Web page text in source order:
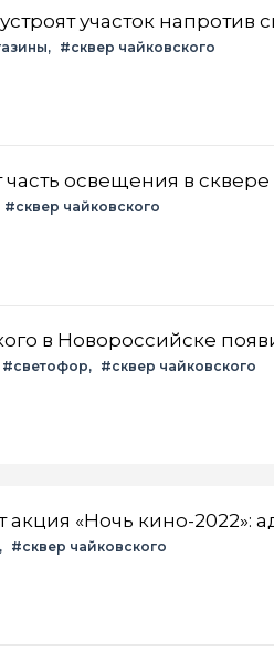
Власти Новороссийска
#сквер чайковского
освещения в сквере
#сквер чайковского
в Новороссийске
#светофор
#сквер чайковского
«Ночь кино-2022»:
#сквер чайковского